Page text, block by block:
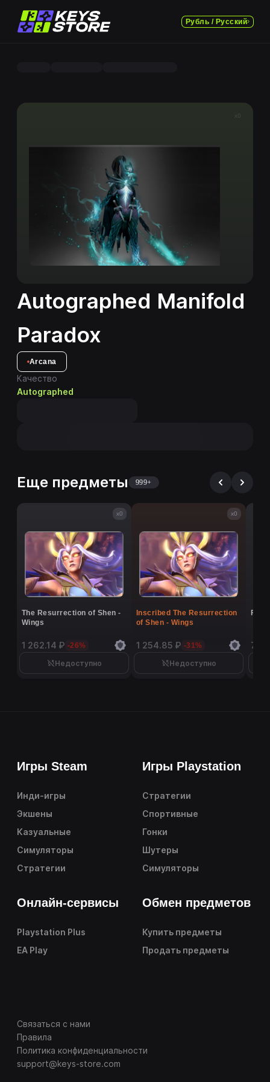
Рубль / Русский
x0
Autographed Manifold
Paradox
Arcana
Качество
Autographed
Еще предметы 999+
x0
The Resurrection of Shen -
Wings
1 262.14 ₽ -26%
Недоступно
x0
Inscribed The Resurrection
of Shen - Wings
1 254.85 ₽ -31%
Недоступно
7
Игры Steam
Инди-игры
Экшены
Казуальные
Симуляторы
Стратегии
Игры Playstation
Стратегии
Спортивные
Гонки
Шутеры
Симуляторы
Онлайн-сервисы
Playstation Plus
EA Play
Обмен предметов
Купить предметы
Продать предметы
Связаться с нами
Правила
Политика конфиденциальности
support@keys-store.com